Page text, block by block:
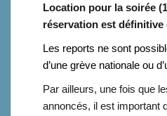
Location pour la soirée
réservation est
Les reports ne sont
d’une grève nationale ou
Par ailleurs, une fois que
annoncés, il est important